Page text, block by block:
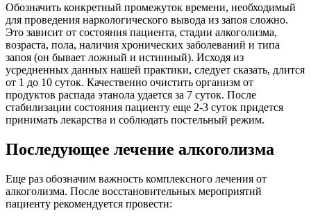
Обозначить конкретный промежуток времени, необходимый
для проведения наркологического вывода из запоя сложно.
Это зависит от состояния пациента, стадии алкоголизма,
возраста, пола, наличия хронических заболеваний и типа
запоя (он бывает ложный и истинный). Исходя из
усредненных данных нашей практики, следует сказать, длится
от 1 до 10 суток. Качественно очистить организм от
продуктов распада этанола удается за 7 суток. После
стабилизации состояния пациенту еще 2-3 суток придется
принимать лекарства и соблюдать постельный режим.
Последующее лечение алкоголизма
Еще раз обозначим важность комплексного лечения от
алкоголизма. После восстановительных мероприятий
пациенту рекомендуется провести: